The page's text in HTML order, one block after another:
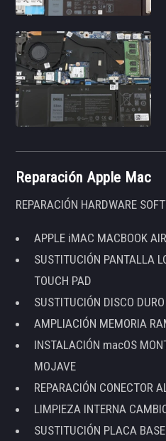
Reparación Apple Mac
REPARACIÓN HARDWARE
APPLE iMAC MACBOOK
SUSTITUCIÓN PANTALLA
TOUCH PAD
SUSTITUCIÓN DISCO
AMPLIACIÓN MEMORIA
INSTALACIÓN macOS
MOJAVE
REPARACIÓN CONECTOR
LIMPIEZA INTERNA
SUSTITUCIÓN PLACA